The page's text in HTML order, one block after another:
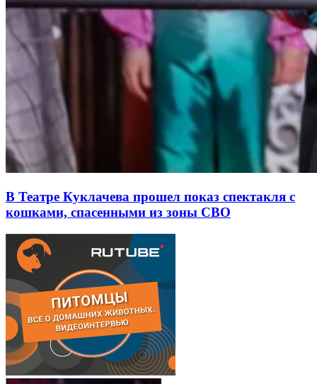
В Театре Куклачева прошел показ спектакля с
кошками, спасенными из зоны СВО